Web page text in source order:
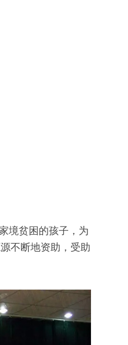
境贫困的孩子，为
不断地资助，受助